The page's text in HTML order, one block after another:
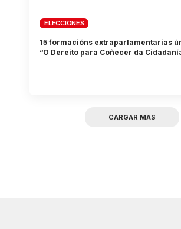
ELECCIONES
15 formacións extraparlamentarias
“O Dereito para Coñecer da
CARGAR MAS